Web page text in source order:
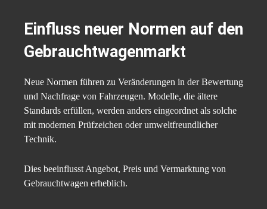
Einfluss neuer Normen auf den
Gebrauchtwagenmarkt
Neue Normen führen zu Veränderungen in der Bewertung
und Nachfrage von Fahrzeugen. Modelle, die ältere
Standards erfüllen, werden anders eingeordnet als solche
mit modernen Prüfzeichen oder umweltfreundlicher
Technik.
Dies beeinflusst Angebot, Preis und Vermarktung von
Gebrauchtwagen erheblich.